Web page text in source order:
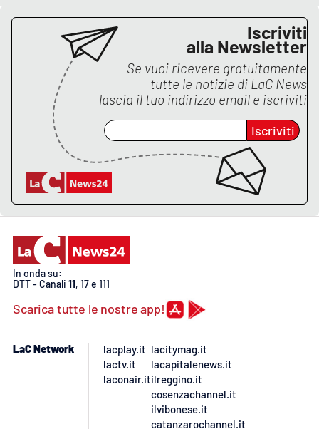
Cosenza
Lamezia Terme
PROGETTI
SPECIALI
Buona Sanità Calabria
CALABRIAVISIONE
Destinazioni
Eventi
Food
Storie
Iscriviti
alla Newsletter
Se vuoi ricevere gratuitamente
tutte le notizie di LaC News
lascia il tuo indirizzo email e iscriviti
Iscriviti
In onda su:
DTT - Canali 11, 17 e 111
Scarica tutte le nostre app!
LaC Network
lacplay.it
lactv.it
laconair.it
lacitymag.it
lacapitalenews.it
ilreggino.it
cosenzachannel.it
ilvibonese.it
catanzarochannel.it